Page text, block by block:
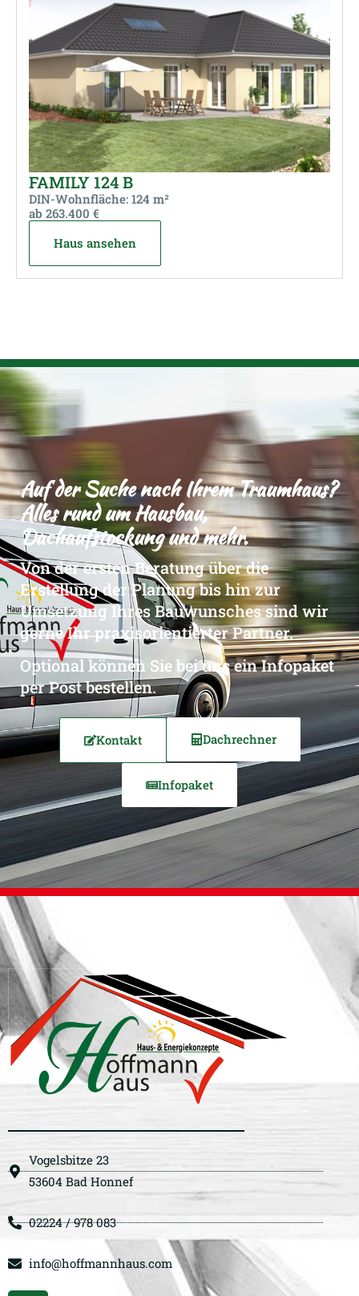
FAMILY 124 B
DIN-Wohnfläche: 124 m²
ab 263.400 €
Haus ansehen
Auf der Suche nach Ihrem Traumhaus?
Alles rund um Hausbau,
Dachaufstockung und mehr.
Von der ersten Beratung über die
Erstellung der Planung bis hin zur
Umsetzung Ihres Bauwunsches sind wir
gerne Ihr praxisorientierter Partner.
Optional können Sie bei uns ein Infopaket
per Post bestellen.
Kontakt Dachrechner
Infopaket
Vogelsbitze 23
53604 Bad Honnef
02224 / 978 083
info@hoffmannhaus.com